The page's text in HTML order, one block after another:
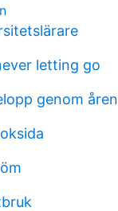
letting go
genom åren